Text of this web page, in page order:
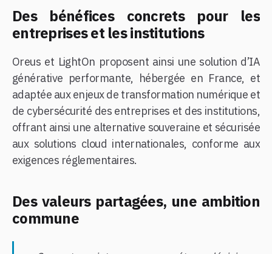
Des bénéfices concrets pour les
entreprises et les institutions
Oreus et LightOn proposent ainsi une solution d’IA
générative performante, hébergée en France, et
adaptée aux enjeux de transformation numérique et
de cybersécurité des entreprises et des institutions,
offrant ainsi une alternative souveraine et sécurisée
aux solutions cloud internationales, conforme aux
exigences réglementaires.
Des valeurs partagées, une ambition
commune